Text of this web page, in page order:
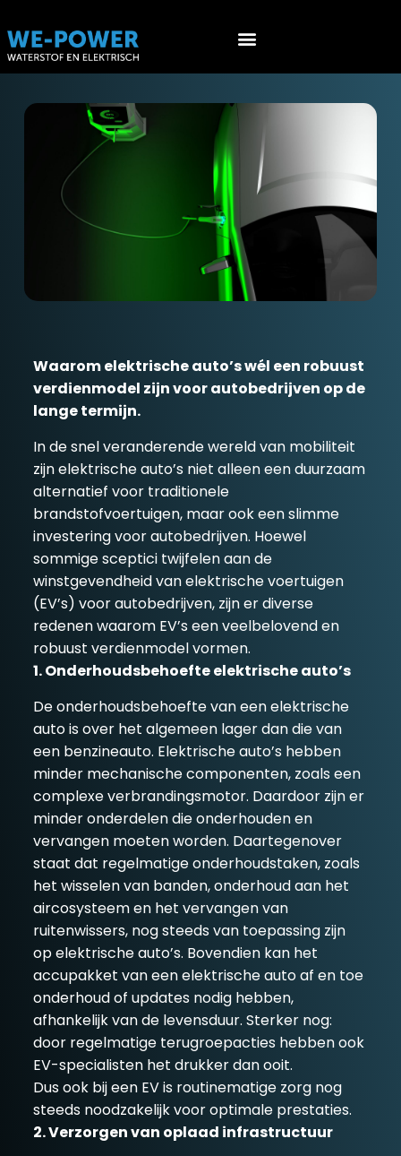
Waarom elektrische auto’s wél een robuust
verdienmodel zijn voor autobedrijven op de
lange termijn.
In de snel veranderende wereld van mobiliteit
zijn elektrische auto’s niet alleen een duurzaam
alternatief voor traditionele
brandstofvoertuigen, maar ook een slimme
investering voor autobedrijven. Hoewel
sommige sceptici twijfelen aan de
winstgevendheid van elektrische voertuigen
(EV’s) voor autobedrijven, zijn er diverse
redenen waarom EV’s een veelbelovend en
robuust verdienmodel vormen.
1. Onderhoudsbehoefte elektrische auto’s
De onderhoudsbehoefte van een elektrische
auto is over het algemeen lager dan die van
een benzineauto. Elektrische auto’s hebben
minder mechanische componenten, zoals een
complexe verbrandingsmotor. Daardoor zijn er
minder onderdelen die onderhouden en
vervangen moeten worden. Daartegenover
staat dat regelmatige onderhoudstaken, zoals
het wisselen van banden, onderhoud aan het
aircosysteem en het vervangen van
ruitenwissers, nog steeds van toepassing zijn
op elektrische auto’s. Bovendien kan het
accupakket van een elektrische auto af en toe
onderhoud of updates nodig hebben,
afhankelijk van de levensduur. Sterker nog:
door regelmatige terugroepacties hebben ook
EV-specialisten het drukker dan ooit.
Dus ook bij een EV is routinematige zorg nog
steeds noodzakelijk voor optimale prestaties.
2. Verzorgen van oplaad infrastructuur